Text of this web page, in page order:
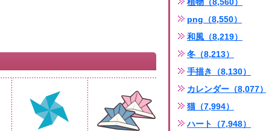
png（8,550）
和風（8,219）
冬（8,213）
手描き（8,130）
カレンダー（8,077）
猫（7,994）
ハート（7,948）